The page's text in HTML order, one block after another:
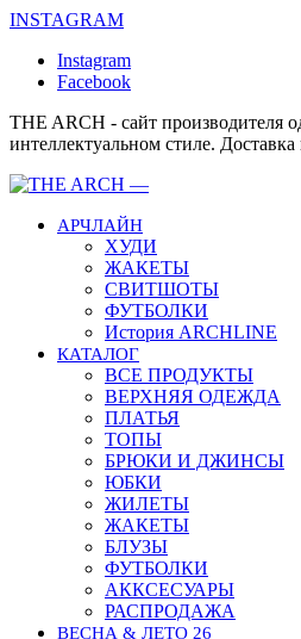
INSTAGRAM
Instagram
Facebook
THE ARCH - сайт производителя
интеллектуальном стиле.
АРЧЛАЙН
ХУДИ
ЖАКЕТЫ
СВИТШОТЫ
ФУТБОЛКИ
История ARCHLINE
КАТАЛОГ
ВСЕ ПРОДУКТЫ
ВЕРХНЯЯ ОДЕЖДА
ПЛАТЬЯ
ТОПЫ
БРЮКИ И ДЖИНСЫ
ЮБКИ
ЖИЛЕТЫ
ЖАКЕТЫ
БЛУЗЫ
ФУТБОЛКИ
АККСЕСУАРЫ
РАСПРОДАЖА
ВЕСНА & ЛЕТО 26